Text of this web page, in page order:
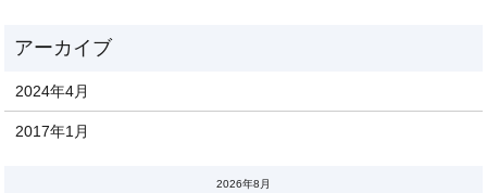
2024年4月
2017年1月
2026年8月